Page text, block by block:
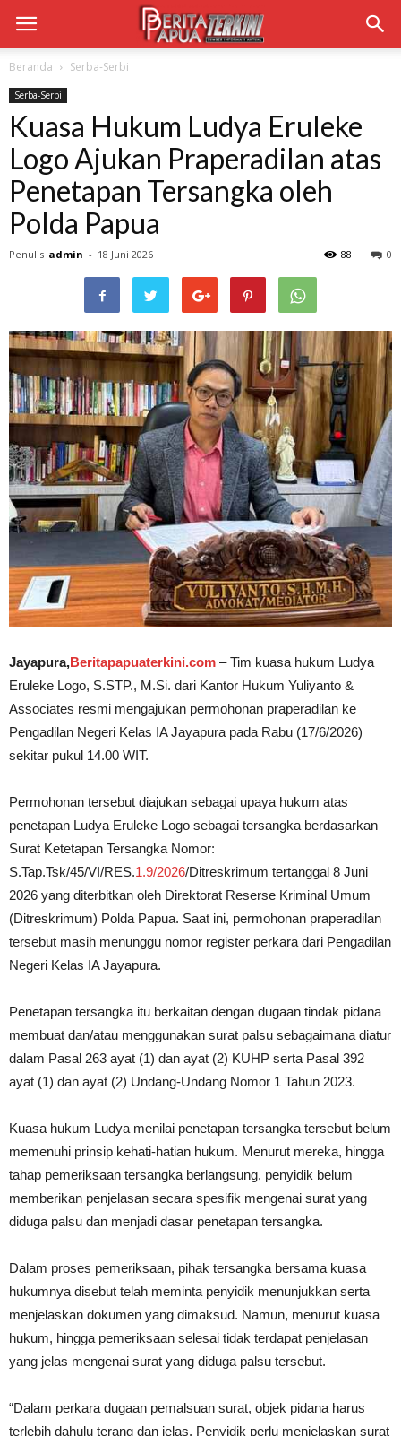
Beranda Serba-Serbi
Serba-Serbi
Kuasa Hukum Ludya Eruleke
Logo Ajukan Praperadilan atas
Penetapan Tersangka oleh
Polda Papua
Penulis admin - 18 Juni 2026 0
88
Jayapura,Beritapapuaterkini.com – Tim kuasa hukum Ludya
Eruleke Logo, S.STP., M.Si. dari Kantor Hukum Yuliyanto &
Associates resmi mengajukan permohonan praperadilan ke
Pengadilan Negeri Kelas IA Jayapura pada Rabu (17/6/2026)
sekitar pukul 14.00 WIT.
Permohonan tersebut diajukan sebagai upaya hukum atas
penetapan Ludya Eruleke Logo sebagai tersangka berdasarkan
Surat Ketetapan Tersangka Nomor:
S.Tap.Tsk/45/VI/RES.1.9/2026/Ditreskrimum tertanggal 8 Juni
2026 yang diterbitkan oleh Direktorat Reserse Kriminal Umum
(Ditreskrimum) Polda Papua. Saat ini, permohonan praperadilan
tersebut masih menunggu nomor register perkara dari Pengadilan
Negeri Kelas IA Jayapura.
Penetapan tersangka itu berkaitan dengan dugaan tindak pidana
membuat dan/atau menggunakan surat palsu sebagaimana diatur
dalam Pasal 263 ayat (1) dan ayat (2) KUHP serta Pasal 392
ayat (1) dan ayat (2) Undang-Undang Nomor 1 Tahun 2023.
Kuasa hukum Ludya menilai penetapan tersangka tersebut belum
memenuhi prinsip kehati-hatian hukum. Menurut mereka, hingga
tahap pemeriksaan tersangka berlangsung, penyidik belum
memberikan penjelasan secara spesifik mengenai surat yang
diduga palsu dan menjadi dasar penetapan tersangka.
Dalam proses pemeriksaan, pihak tersangka bersama kuasa
hukumnya disebut telah meminta penyidik menunjukkan serta
menjelaskan dokumen yang dimaksud. Namun, menurut kuasa
hukum, hingga pemeriksaan selesai tidak terdapat penjelasan
yang jelas mengenai surat yang diduga palsu tersebut.
“Dalam perkara dugaan pemalsuan surat, objek pidana harus
terlebih dahulu terang dan jelas. Penyidik perlu menjelaskan surat